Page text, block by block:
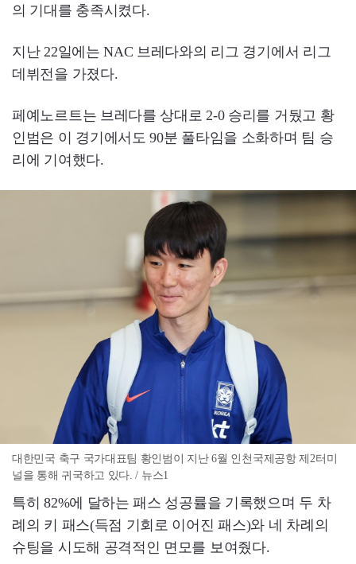
의 기대를 충족시켰다.
지난 22일에는 NAC 브레다와의 리그 경기에서 리그
데뷔전을 가졌다.
페예노르트는 브레다를 상대로 2-0 승리를 거뒀고 황
인범은 이 경기에서도 90분 풀타임을 소화하며 팀 승
리에 기여했다.
대한민국 축구 국가대표팀 황인범이 지난 6월 인천국제공항 제2터미
널을 통해 귀국하고 있다. / 뉴스1
특히 82%에 달하는 패스 성공률을 기록했으며 두 차
례의 키 패스(득점 기회로 이어진 패스)와 네 차례의
슈팅을 시도해 공격적인 면모를 보여줬다.